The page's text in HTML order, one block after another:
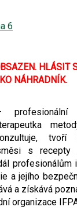
6
HLÁSIT
NÁHRADNÍK.
tvoří
s
profesionálům
a jejího
a získává
organizace